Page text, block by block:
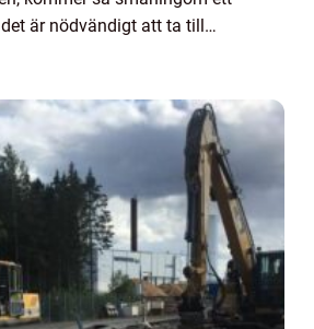
är nödvändigt att ta till